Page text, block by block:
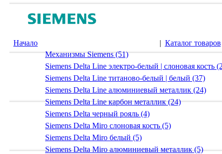
Начало | Каталог товаров
Механизмы Siemens (51)
Siemens Delta Line электро-белый | слоновая кость
Siemens Delta Line титаново-белый | белый (37)
Siemens Delta Line алюминиевый металлик (24)
Siemens Delta Line карбон металлик (24)
Siemens Delta черный рояль (4)
Siemens Delta Miro слоновая кость (5)
Siemens Delta Miro белый (5)
Siemens Delta Miro алюминиевый металлик (5)